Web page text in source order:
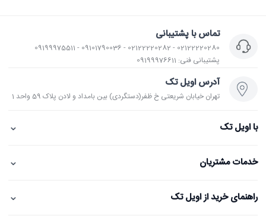
تماس با پشتیبانی
02122220280 - 02122220282 - 09101790036 - 09199975511
پشتیبانی فنی: 09199976611
آدرس اویل تک
تهران خیابان شریعتی خ ظفر(دستگردی) بین بامداد و لادن پلاک 59 واحد 1
با اویل تک ⌄
خدمات مشتریان ⌄
راهنمای خرید از اویل تک ⌄